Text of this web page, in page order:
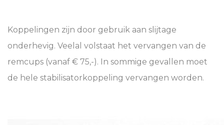
Koppelingen zijn door gebruik aan slijtage
onderhevig. Veelal volstaat het vervangen van de
remcups (vanaf € 75,-). In sommige gevallen moet
de hele stabilisatorkoppeling vervangen worden.